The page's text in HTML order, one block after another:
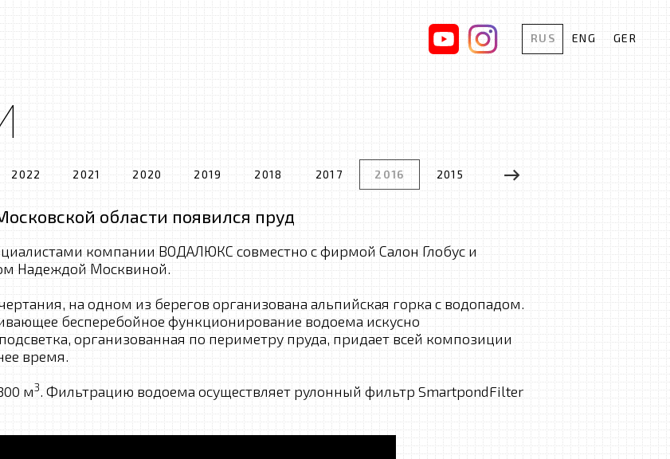
RUS ENG GER
2022 2021 2020 2019 2018 2017 2016 2015 2014 2013 2012
области появился пруд
компании ВОДАЛЮКС совместно с фирмой Салон Глобус и
Надеждой Москвиной.
на одном из берегов организована альпийская горка с водопадом.
бесперебойное функционирование водоема искусно
организованная по периметру пруда, придает всей композиции
время.
м3. Фильтрацию водоема осуществляет рулонный фильтр SmartpondFilter